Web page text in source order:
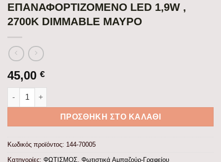
ΕΠΑΝΑΦΟΡΤΙΖΟΜΕΝΟ LED 1,9W ,
2700Κ DIMMABLE ΜΑΥΡΟ
45,00 €
ΠΟΡΤΑΤΙΦ ΑΦΗΣ ΕΠΑΝΑΦΟΡΤΙΖΟΜΕΝΟ LED 1,9W , 2700Κ
ΠΡΟΣΘΉΚΗ ΣΤΟ ΚΑΛΆΘΙ
Κωδικός προϊόντος: 144-70005
Κατηγορίες: ΦΩΤΙΣΜΟΣ Φωτιστικά Αμπαζούρ-Γραφείου